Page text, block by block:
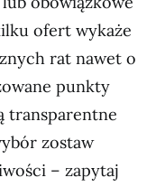
ofert wykaże
rat nawet o
punkty
transparentne
zostaw
– zapytaj